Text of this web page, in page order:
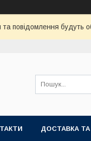
повідомлення
ДОСТАВКА